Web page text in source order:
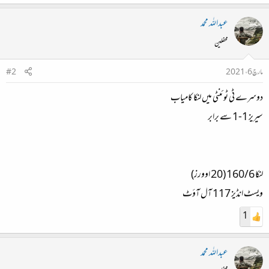
عبداللہ محمد
محفلین
مارچ 6، 2021
#2
دوسرے ٹی ٹوئنٹی میں لنکا کامیاب
سیریز 1-1 سے برابر
لنکا 160/6 (20 اوورز)
ویسٹ انڈیز 117 آل آؤٹ
1
عبداللہ محمد